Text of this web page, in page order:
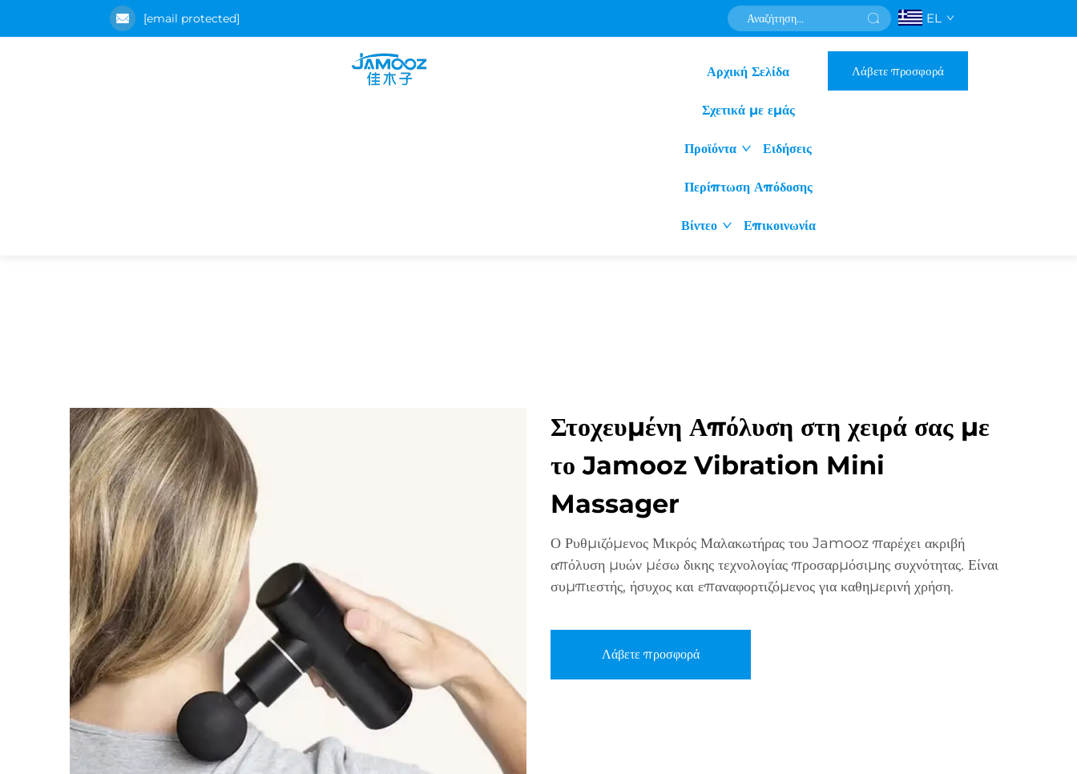
[email protected] EL
Αρχική Σελίδα
Σχετικά με εμάς
Προϊόντα Ειδήσεις
Περίπτωση Απόδοσης
Βίντεο Επικοινωνία
Λάβετε προσφορά
Στοχευμένη Απόλυση στη χειρά σας με
το Jamooz Vibration Mini
Massager
Ο Ρυθμιζόμενος Μικρός Μαλακωτήρας του Jamooz παρέχει ακριβή
απόλυση μυών μέσω δικης τεχνολογίας προσαρμόσιμης συχνότητας. Είναι
συμπιεστής, ήσυχος και επαναφορτιζόμενος για καθημερινή χρήση.
Λάβετε προσφορά